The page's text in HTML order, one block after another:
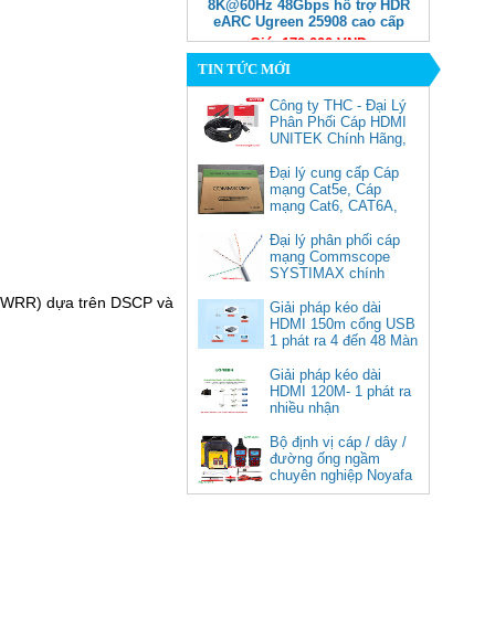
dựa trên DSCP và
8K@60Hz 48Gbps hỗ trợ HDR
eARC Ugreen 25908 cao cấp
Giá: 170,000 VNĐ
Cáp chuyển USB Type-C sang
Displayport 1.4 độ phân giải
cao cấp
Giá: 350,000 VNĐ
TIN TỨC MỚI
Công ty THC - Đại Lý
Phân Phối Cáp HDMI
UNITEK Chính Hãng,
Đại lý cung cấp Cáp
mạng Cat5e, Cáp
mạng Cat6, CAT6A,
Commscope
Đại lý phân phối cáp
mạng Commscope
SYSTIMAX chính
Giải pháp kéo dài
HDMI 150m cổng USB
1 phát ra 4 đến 48 Màn
Giải pháp kéo dài
HDMI 120M- 1 phát ra
nhiều nhận
Bộ định vị cáp / dây /
đường ống ngầm
chuyên nghiệp Noyafa
NF-826